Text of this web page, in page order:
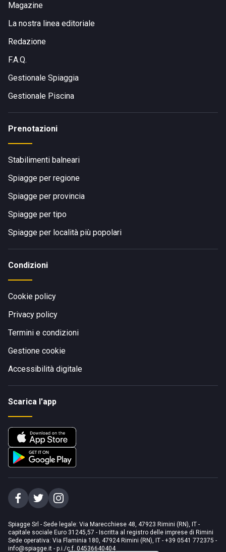
Magazine
La nostra linea editoriale
Redazione
F.A.Q.
Gestionale Spiaggia
Gestionale Piscina
Prenotazioni
Stabilimenti balneari
Spiagge per regione
Spiagge per provincia
Spiagge per tipo
Spiagge per località più popolari
Condizioni
Cookie policy
Privacy policy
Termini e condizioni
Gestione cookie
Accessibilità digitale
Scarica l'app
Spiagge Srl - Sede legale: Via Marecchiese 48, 47923 Rimini (RN), IT -
capitale sociale Euro 31245,57 - Iscritta al registro delle imprese di Rimini
Sede operativa: Via Flaminia 180, 47924 Rimini (RN), IT - +39 0541 772375 -
info@spiagge.it - p.i./c.f. 04536640404